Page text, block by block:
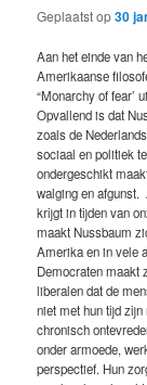
Geplaatst op30
Aan het einde van
Amerikaanse
“Monarchy of fear’
Opvallend is dat
zoals de
sociaal en politiek
ondergeschikt
walging en afgunst.
krijgt in tijden van
maakt Nussbaum
Amerika en in vele
Democraten maakt
liberalen dat de
niet met hun tijd zijn
chronisch
onder armoede,
perspectief. Hun